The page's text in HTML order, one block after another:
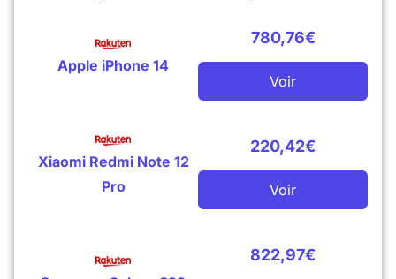
Apple iPhone 14
780,76€
Voir
Xiaomi Redmi Note 12
Pro
220,42€
Voir
822,97€